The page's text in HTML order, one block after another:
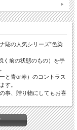
彫の人気シリーズ”色染
く前の状態のもの）を手
と青or赤）のコントラス
す。
事、贈り物にしてもお喜
セットでいかがでしょう